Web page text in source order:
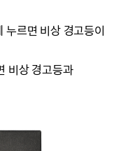
르면 비상 경고등이
비상 경고등과